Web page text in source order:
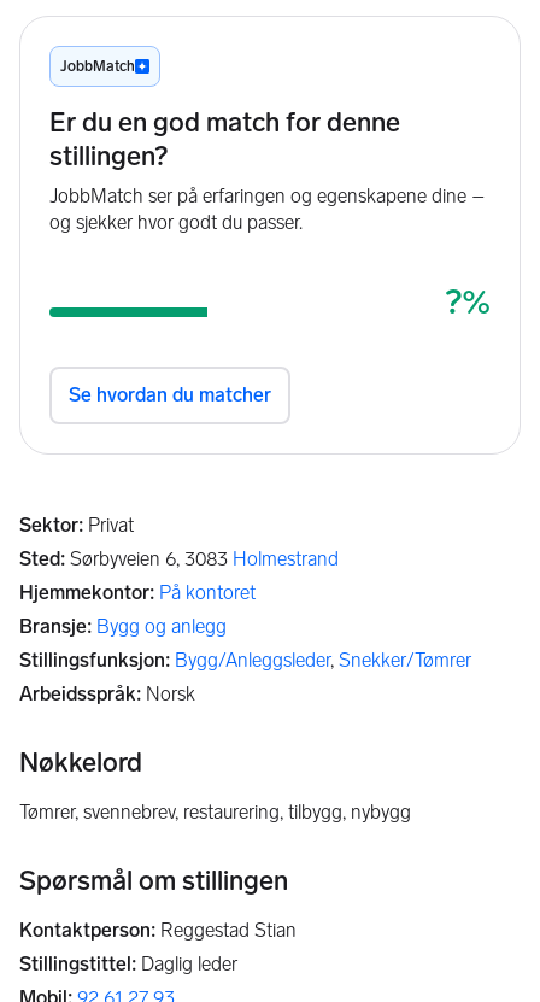
Sektor: Privat
Sted: Sørbyveien 6, 3083 Holmestrand
Hjemmekontor: På kontoret
Bransje: Bygg og anlegg
Stillingsfunksjon: Bygg/Anleggsleder, Snekker/Tømrer
Arbeidsspråk: Norsk
Nøkkelord
tømrer, svennebrev, restaurering, tilbygg, nybygg
Spørsmål om stillingen
Kontaktperson: Reggestad Stian
Stillingstittel: Daglig leder